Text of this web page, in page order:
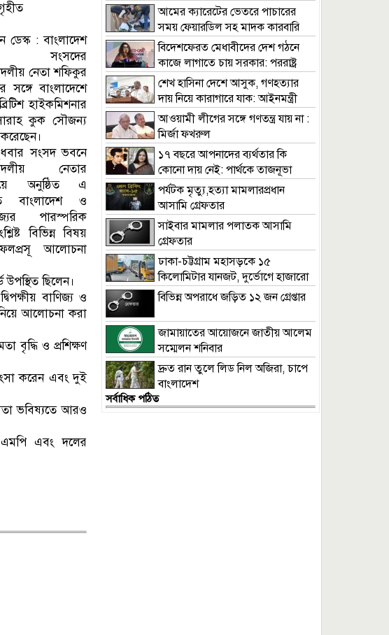
ডেস্ক : বাংলাদেশ
সংসদের
নেতা শফিকুর
সঙ্গে বাংলাদেশে
হাইকমিশনার
কুক সৌজন্য
সংসদ ভবনে
নেতার
অনুষ্ঠিত এ
বাংলাদেশ ও
পারস্পরিক
বিভিন্ন বিষয়
আলোচনা
ছিলেন।
বাণিজ্য ও
নিয়ে আলোচনা করা
বৃদ্ধি ও প্রশিক্ষণ
করেন এবং দুই
ভবিষ্যতে আরও
এমপি এবং দলের
আমের ক্যারেটের ভেতরে পাচারের
সময় ফেয়ারডিল সহ মাদক কারবারি
গ্রেপ্তার
বিদেশফেরত মেধাবীদের দেশ গঠনে
কাজে লাগাতে চায় সরকার: পররাষ্ট্র
প্রতিমন্ত্রী
শেখ হাসিনা দেশে আসুক, গণহত্যার
দায় নিয়ে কারাগারে যাক: আইনমন্ত্রী
আওয়ামী লীগের সঙ্গে গণতন্ত্র যায় না :
মির্জা ফখরুল
১৭ বছরে আপনাদের ব্যর্থতার কি
কোনো দায় নেই: পার্থকে তাজনূভা
জাবীন
পর্যটক মৃত্যু,হত্যা মামলারপ্রধান
আসামি গ্রেফতার
সাইবার মামলার পলাতক আসামি
গ্রেফতার
ঢাকা-চট্টগ্রাম মহাসড়কে ১৫
কিলোমিটার যানজট, দুর্ভোগে হাজারো
যাত্রী
বিভিন্ন অপরাধে জড়িত ১২ জন গ্রেপ্তার
জামায়াতের আয়োজনে জাতীয় আলেম
সম্মেলন শনিবার
দ্রুত রান তুলে লিড নিল অজিরা, চাপে
বাংলাদেশ
সর্বাধিক পঠিত